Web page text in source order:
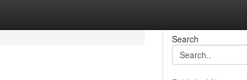
Search